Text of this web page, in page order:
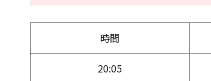
時間
20:05